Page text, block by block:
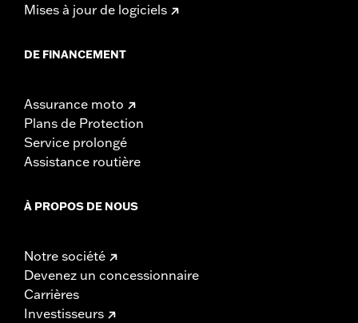
Mises à jour de logiciels
DE FINANCEMENT
Assurance moto
Plans de Protection
Service prolongé
Assistance routière
À PROPOS DE NOUS
Notre société
Devenez un concessionnaire
Carrières
Investisseurs